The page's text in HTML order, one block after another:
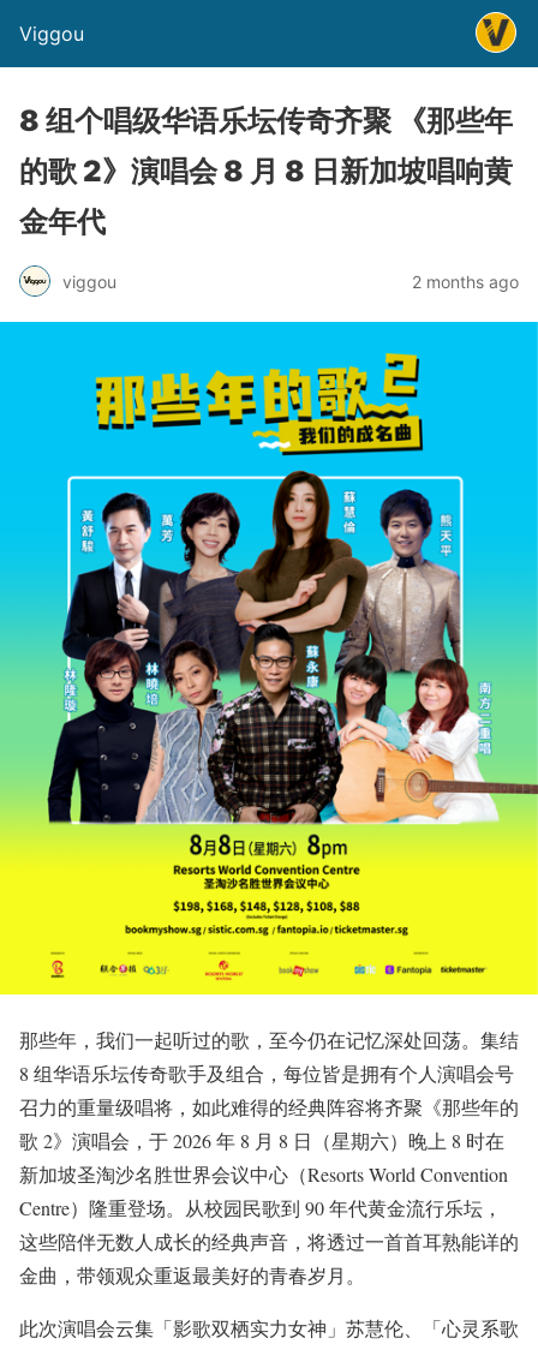
Viggou
8 组个唱级华语乐坛传奇⻬聚 《那些年
的歌 2》演唱会 8 ⽉ 8 ⽇新加坡唱响⻩
⾦年代
viggou 2 months ago
那些年，我们⼀起听过的歌，⾄今仍在记忆深处回荡。集结
8 组华语乐坛传奇歌⼿及组合，每位皆是拥有个⼈演唱会号
召⼒的重量级唱将，如此难得的经典阵容将⻬聚《那些年的
歌 2》演唱会，于 2026 年 8 ⽉ 8 ⽇（星期六）晚上 8 时在
新加坡圣淘沙名胜世界会议中⼼（Resorts World Convention
Centre）隆重登场。从校园⺠歌到 90 年代⻩⾦流⾏乐坛，
这些陪伴⽆数⼈成⻓的经典声⾳，将透过⼀⾸⾸⽿熟能详的
⾦曲，带领观众重返最美好的⻘春岁⽉。
此次演唱会云集「影歌双栖实⼒⼥神」苏慧伦、「⼼灵系歌